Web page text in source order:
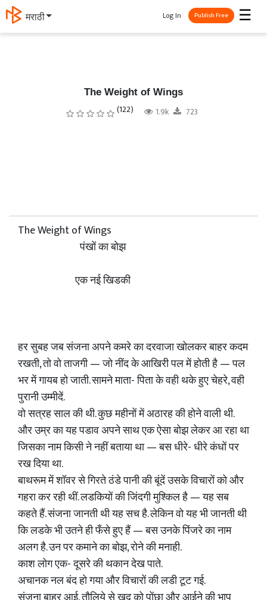
मराठी ☰
Log In Publish Free
The Weight of Wings
(122) 1.9k 723
The Weight of Wings
पंखों का बोझ
एक नई खिडकी
हर सुबह जब संजना अपने कमरे का दरवाजा खोलकर बाहर कदम
रखती, तो वो ताजगी — जो नींद के आखिरी पल में होती है — पल
भर में गायब हो जाती. सामने माता- पिता के वही थके हुए चेहरे, वही
पुरानी उम्मीदें.
वो सत्रह साल की थी. कुछ महीनों में अठारह की होने वाली थी.
और उम्र का यह पडाव अपने साथ एक ऐसा बोझ लेकर आ रहा था
जिसका नाम किसी ने नहीं बताया था — बस धीरे- धीरे कंधों पर
रख दिया था.
बाथरूम में शॉवर से गिरते ठंडे पानी की बूंदें उसके विचारों को और
गहरा कर रही थीं. लडकियों की जिंदगी मुश्किल है — यह सब
कहते हैं. संजना जानती थी यह सच है. लेकिन वो यह भी जानती थी
कि लडके भी उतने ही फँसे हुए हैं — बस उनके पिंजरे का नाम
अलग है. उन पर कमाने का बोझ, रोने की मनाही.
काश लोग एक- दूसरे की थकान देख पाते.
अचानक नल बंद हो गया और विचारों की लडी टूट गई.